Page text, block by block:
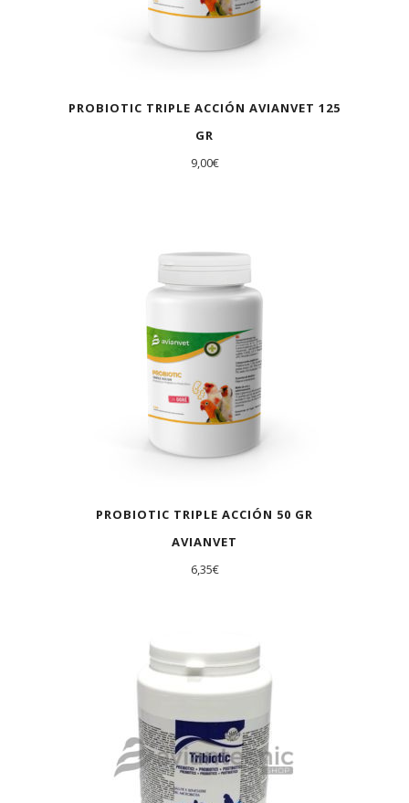
PROBIOTIC TRIPLE ACCIÓN AVIANVET 125
GR
9,00€
PROBIOTIC TRIPLE ACCIÓN 50 GR
AVIANVET
6,35€